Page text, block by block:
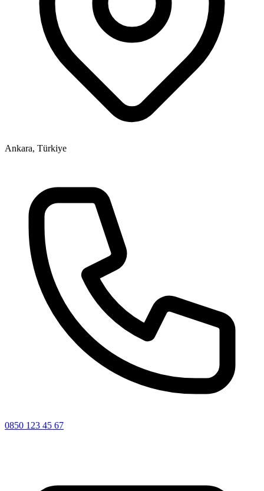
Ankara, Türkiye
0850 123 45 67